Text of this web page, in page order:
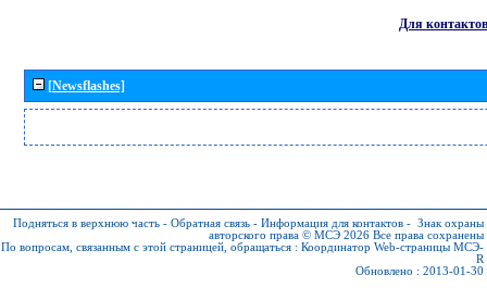
Для контактов
[Newsflashes]
Подняться в верхнюю часть - Обратная связь - Информация для контактов - Знак охраны
авторского права © МСЭ 2026 Все права сохранены
По вопросам, связанным с этой страницей, обращаться : Координатор Web-страницы МСЭ-
R
Обновлено : 2013-01-30